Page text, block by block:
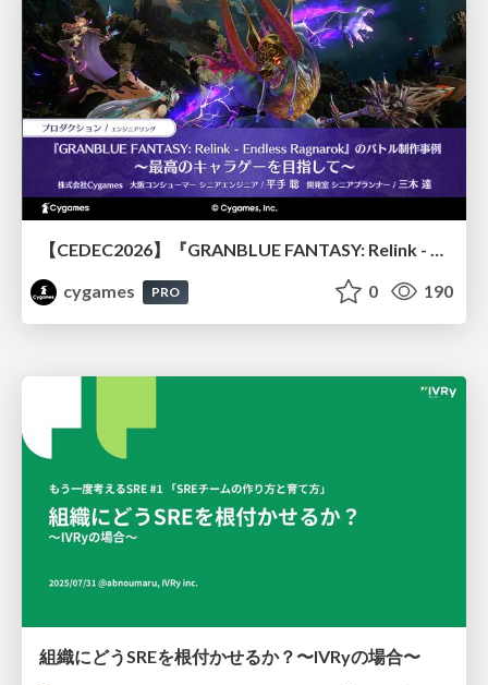
【CEDEC2026】『GRANBLUE FANTASY: Relink - Endless Ragnarok』のバトル制作事例 ～最高のキャラゲーを目指して～
cygames
PRO 0 190
組織にどうSREを根付かせるか？〜IVRyの場合〜